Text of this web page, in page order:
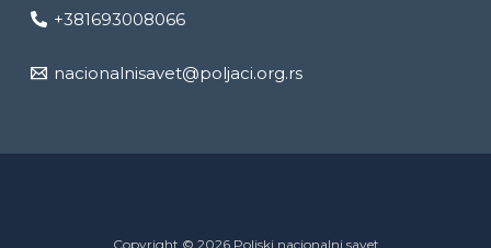
+381693008066
nacionalnisavet@poljaci.org.rs
Copyright © 2026 Poljski nacionalni savet